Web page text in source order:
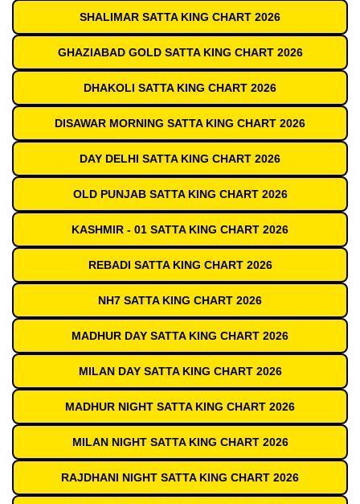
SHALIMAR SATTA KING CHART 2026
GHAZIABAD GOLD SATTA KING CHART 2026
DHAKOLI SATTA KING CHART 2026
DISAWAR MORNING SATTA KING CHART 2026
DAY DELHI SATTA KING CHART 2026
OLD PUNJAB SATTA KING CHART 2026
KASHMIR - 01 SATTA KING CHART 2026
REBADI SATTA KING CHART 2026
NH7 SATTA KING CHART 2026
MADHUR DAY SATTA KING CHART 2026
MILAN DAY SATTA KING CHART 2026
MADHUR NIGHT SATTA KING CHART 2026
MILAN NIGHT SATTA KING CHART 2026
RAJDHANI NIGHT SATTA KING CHART 2026